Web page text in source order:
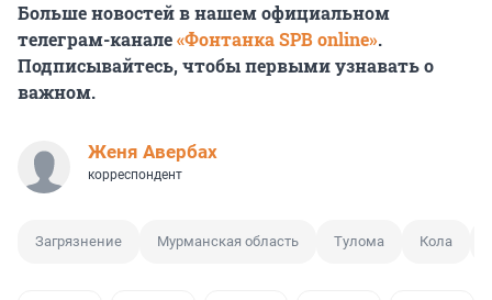
Больше новостей в нашем официальном
телеграм-канале«Фонтанка SPB online».
Подписывайтесь, чтобы первыми узнавать о
важном.
Женя Авербах
корреспондент
Загрязнение Мурманская область Тулома Кола